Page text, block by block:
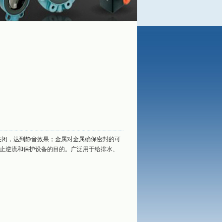
首页 产品展示 上海依博罗止回阀系列
，达到静音效果；金属对金属确保密封的可
流和保护设备的目的。广泛用于给排水、